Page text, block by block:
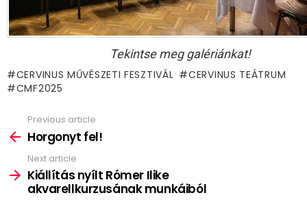
Tekintse meg galériánkat!
CERVINUS MŰVÉSZETI FESZTIVÁL
CERVINUS TEÁTRUM
CMF2025
more
Previous article
Horgonyt fel!
Next article
Kiállítás nyílt Rómer Ilike
akvarellkurzusának munkáiból